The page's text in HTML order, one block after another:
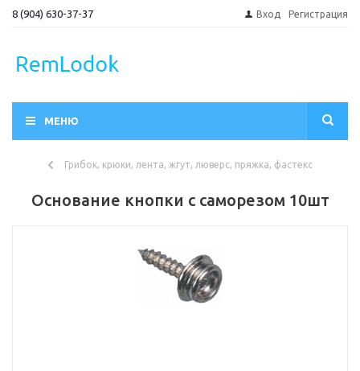
8 (904) 630-37-37 Вход Регистрация
МЕНЮ
Грибок, крюки, лента, жгут, люверс, пряжка, фастекс
Основание кнопки с саморезом 10шт